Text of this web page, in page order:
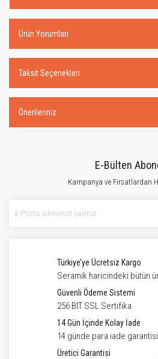
Ürün Yorumları
Taksit Seçenekleri
Önerileriniz
E-Bülten
Kampanya ve Fırsatlardan
Türkiye’ye Ücretsiz Kargo
Seramik haricindeki bütün
Güvenli Ödeme Sistemi
256 BIT SSL Sertifika
14 Gün İçinde Kolay İade
14 günde para iade garantisi
Üretici Garantisi